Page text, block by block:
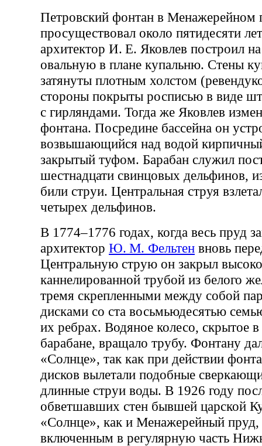
Петровский фонтан в Менажерейном
просуществовал около пятидесяти
архитектор И. Е. Яковлев построил
овальную в плане купальню. Стены
затянуты плотным холстом
стороны покрыты росписью в виде
с гирляндами. Тогда же Яковлев
фонтана. Посредине бассейна он
возвышающийся над водой
закрытый туфом. Барабан служил
шестнадцати свинцовых дельфинов,
били струи. Центральная струя
четырех дельфинов.
В 1774–1776 годах, когда весь пруд
архитектор Ю. М. Фельтен вновь
Центральную струю он закрыл
каннелированной трубой из белого
тремя скрепленными между собой
дисками со ста восьмьюдесятью
их ребрах. Водяное колесо, скрытое
барабане, вращало трубу. Фонтану
«Солнце», так как при действии
дисков вылетали подобные
длинные струи воды. В 1926 году
обветшавших стен бывшей царской
«Солнце», как и Менажерейный пруд,
включенным в регулярную часть